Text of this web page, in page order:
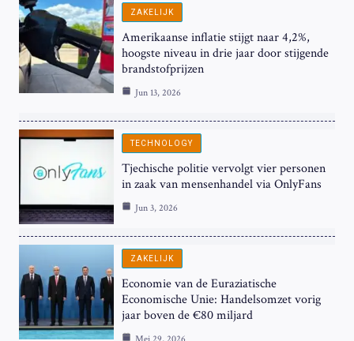
ZAKELIJK
Amerikaanse inflatie stijgt naar 4,2%,
hoogste niveau in drie jaar door stijgende
brandstofprijzen
Jun 13, 2026
TECHNOLOGY
Tjechische politie vervolgt vier personen
in zaak van mensenhandel via OnlyFans
Jun 3, 2026
ZAKELIJK
Economie van de Euraziatische
Economische Unie: Handelsomzet vorig
jaar boven de €80 miljard